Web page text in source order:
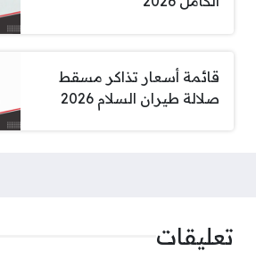
قائمة أسعار تذاكر مسقط
صلالة طيران السلام 2026
تعليقات